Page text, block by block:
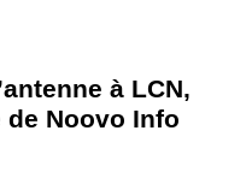
à LCN,
Noovo Info